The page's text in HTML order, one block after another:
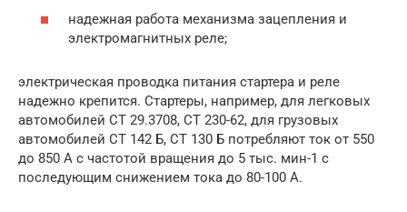
надежная работа механизма зацепления и
электромагнитных реле;
электрическая проводка питания стартера и реле
надежно крепится. Стартеры, например, для легковых
автомобилей СТ 29.3708, СТ 230-62, для грузовых
автомобилей СТ 142 Б, СТ 130 Б потребляют ток от 550
до 850 А с частотой вращения до 5 тыс. мин-1 с
последующим снижением тока до 80-100 А.